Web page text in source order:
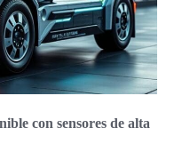
con sensores de alta